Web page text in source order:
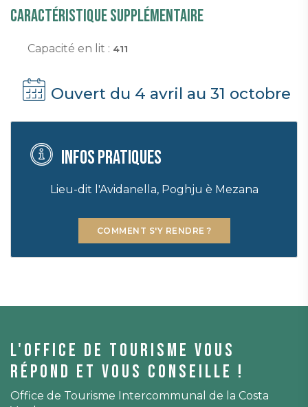
Caractéristique supplémentaire
Capacité en lit : 411
Ouvert du 4 avril au 31 octobre
Infos pratiques
Lieu-dit l'Avidanella, Poghju è Mezana
COMMENT S'Y RENDRE ?
L'office de tourisme vous
répond et vous conseille !
Office de Tourisme Intercommunal de la Costa